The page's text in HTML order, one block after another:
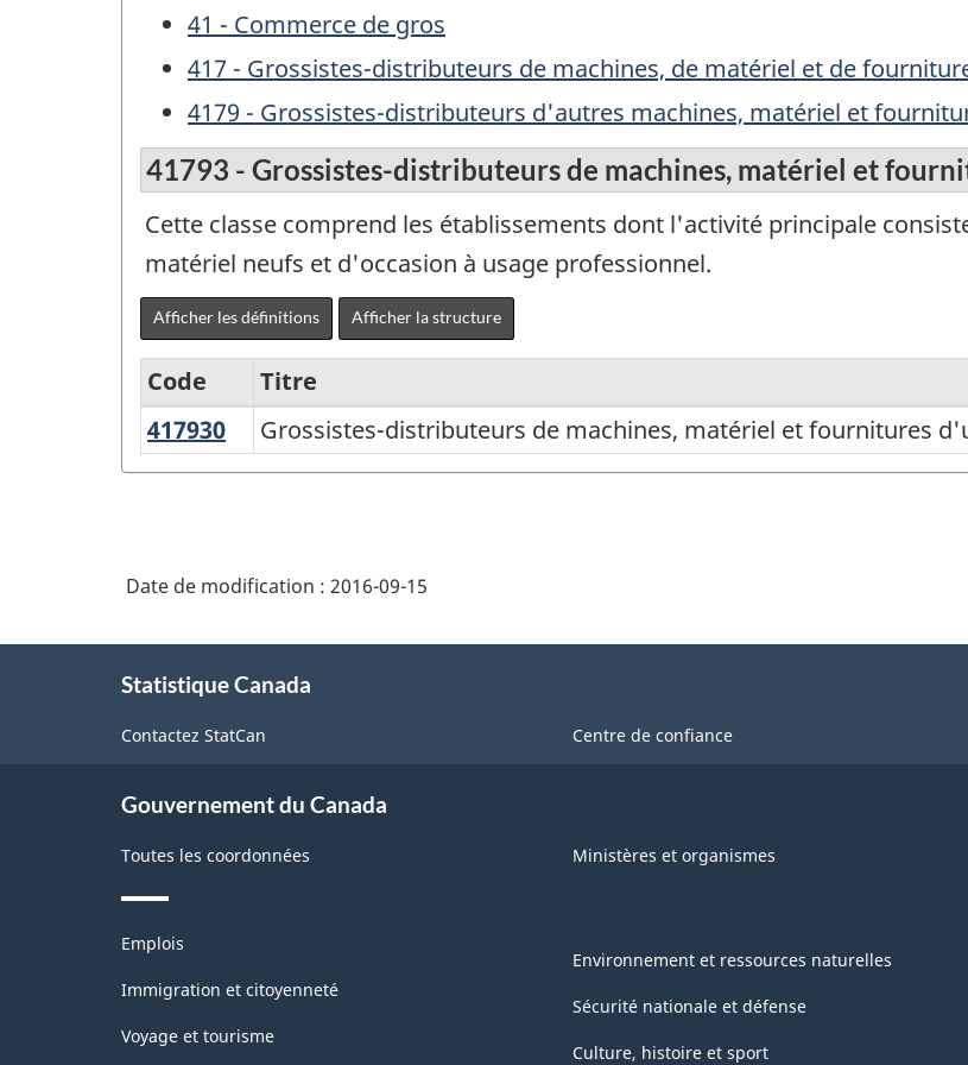
41 - Commerce de gros
417 - Grossistes-distributeurs de machines, de matériel et de
4179 - Grossistes-distributeurs d'autres machines, matériel et
41793 - Grossistes-distributeurs de machines, matériel et
Cette classe comprend les établissements dont l'activité principale
matériel neufs et d'occasion à usage professionnel.
Afficher les définitions Afficher la structure
Variante
du
-
de
sur
active
(EPA)
-
Structure
de
Code
Titre
417930 Grossistes-
distributeurs
et
professionnel
Grossistes-distributeurs de machines, matériel et fournitures
Date de modification : 2016-09-15
Statistique Canada
Contactez StatCan Centre de confiance
Gouvernement du Canada
Toutes les coordonnées Ministères et organismes
Thèmes
sujets
Emplois
Immigration et citoyenneté
Voyage et tourisme
Environnement et ressources naturelles
Sécurité nationale et défense
Culture, histoire et sport